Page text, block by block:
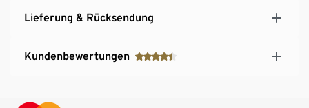
Lieferung & Rücksendung
Kundenbewertungen